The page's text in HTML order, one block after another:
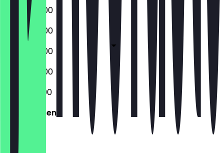
06:00 - 18:00
06:00 - 18:00
06:00 - 18:00
06:00 - 18:00
06:30 - 13:00
Geschlossen